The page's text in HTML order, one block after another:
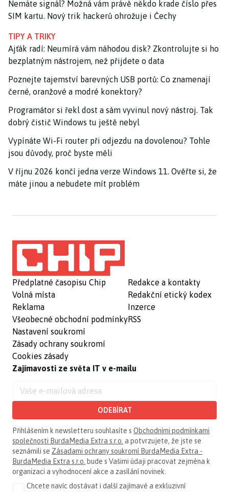
Nemáte signál? Možná vám právě někdo krade číslo přes
SIM kartu. Nový trik hackerů ohrožuje i Čechy
TIPY A TRIKY
Ajťák radí: Neumírá vám náhodou disk? Zkontrolujte si ho
bezplatným nástrojem, než přijdete o data
Poznejte tajemství barevných USB portů: Co znamenají
černé, oranžové a modré konektory?
Programátor si řekl dost a sám vyvinul nový nástroj. Tak
dobrý čistič Windows tu ještě nebyl
Vypínáte Wi-Fi router při odjezdu na dovolenou? Tohle
jsou důvody, proč byste měli
V říjnu 2026 končí jedna verze Windows 11. Ověřte si, že
máte jinou a nebudete mít problém
Předplatné časopisu Chip
Volná místa
Reklama
Všeobecné obchodní podmínky
Nastavení soukromí
Zásady ochrany soukromí
Cookies zásady
Redakce a kontakty
Redakční etický kodex
Inzerce
RSS
Zajímavosti ze světa IT v e-mailu
ODEBÍRAT
Přihlášením k newsletteru souhlasíte s Obchodními podmínkami
společnosti BurdaMedia Extra s.r.o. a potvrzujete, že jste se
seznámili se Zásadami ochrany soukromí BurdaMedia Extra -
BurdaMedia Extra s.r.o. bude s Vašimi údaji pracovat zejména k
organizaci a vyhodnocení akce a zasílání novinek.
Chcete navíc dostávat i další zajímavé a exkluzivní